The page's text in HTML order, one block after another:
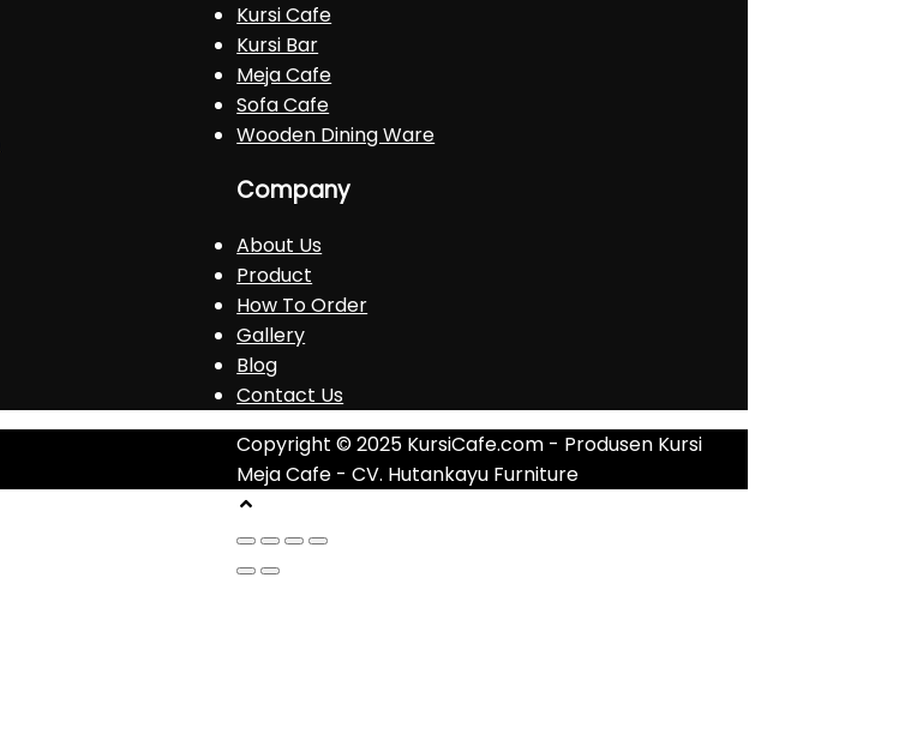
Kursi Cafe
Kursi Bar
Meja Cafe
Sofa Cafe
Wooden Dining Ware
Company
About Us
Product
How To Order
Gallery
Blog
Contact Us
Copyright © 2025 KursiCafe.com - Produsen Kursi
Meja Cafe - CV. Hutankayu Furniture